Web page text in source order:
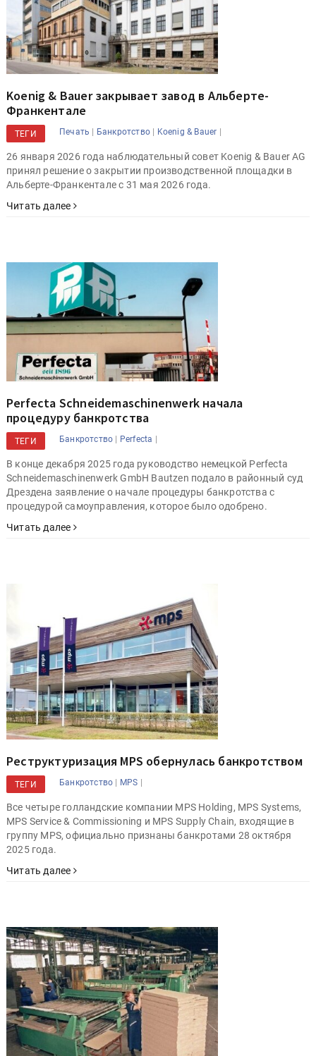
Koenig & Bauer закрывает завод в Альберте-
Франкентале
ТЕГИ Печать | Банкротство | Koenig & Bauer |
26 января 2026 года наблюдательный совет Koenig & Bauer AG
принял решение о закрытии производственной площадки в
Альберте-Франкентале с 31 мая 2026 года.
Читать далее
Perfecta Schneidemaschinenwerk начала
процедуру банкротства
ТЕГИ Банкротство | Perfecta |
В конце декабря 2025 года руководство немецкой Perfecta
Schneidemaschinenwerk GmbH Bautzen подало в районный суд
Дрездена заявление о начале процедуры банкротства с
процедурой самоуправления, которое было одобрено.
Читать далее
Реструктуризация MPS обернулась банкротством
ТЕГИ Банкротство | MPS |
Все четыре голландские компании MPS Holding, MPS Systems,
MPS Service & Commissioning и MPS Supply Chain, входящие в
группу MPS, официально признаны банкротами 28 октября
2025 года.
Читать далее